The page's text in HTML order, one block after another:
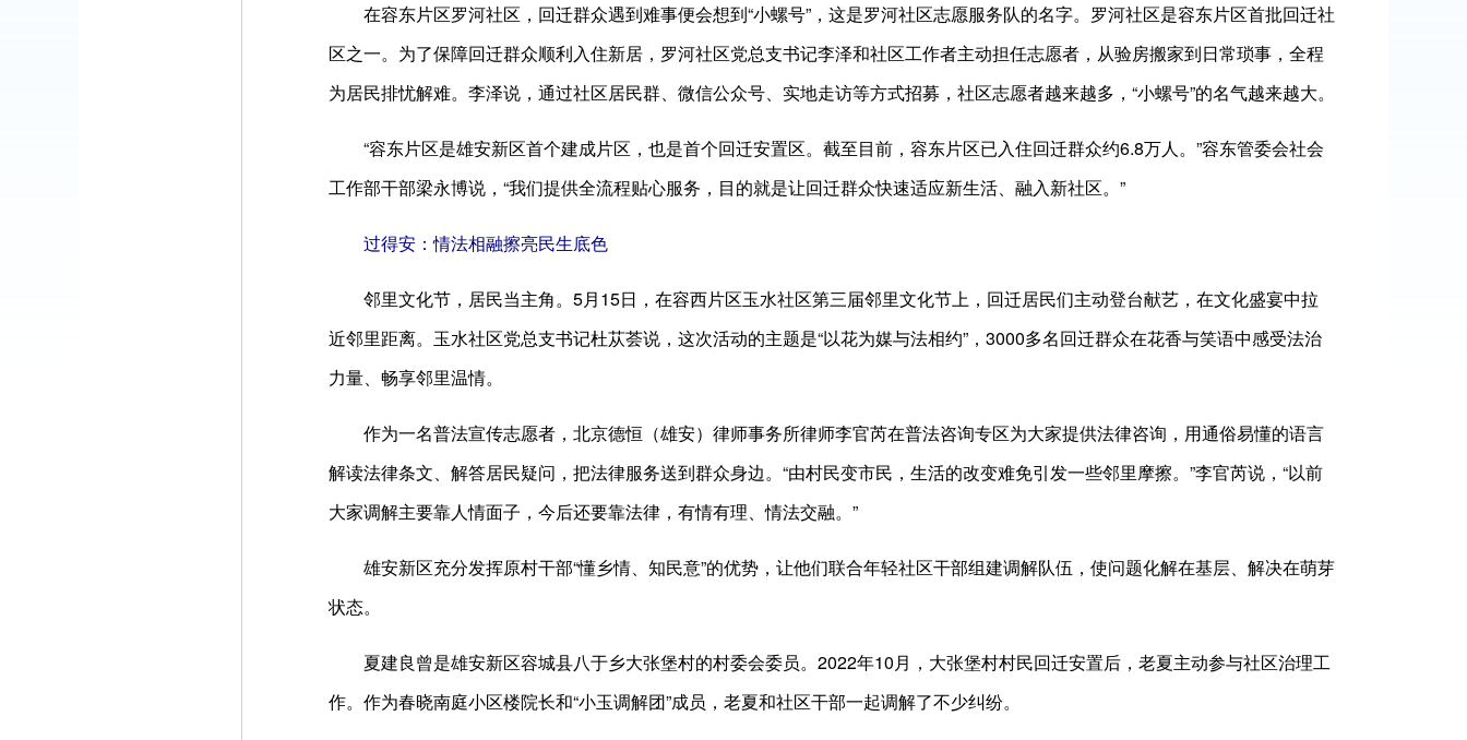
在容东片区罗河社区，回迁群众遇到难事便会想到“小螺号”，这是罗河社区志愿服务队的名字。罗河社区是容东片区首批回迁社
区之一。为了保障回迁群众顺利入住新居，罗河社区党总支书记李泽和社区工作者主动担任志愿者，从验房搬家到日常琐事，全程
为居民排忧解难。李泽说，通过社区居民群、微信公众号、实地走访等方式招募，社区志愿者越来越多，“小螺号”的名气越来越大。
“容东片区是雄安新区首个建成片区，也是首个回迁安置区。截至目前，容东片区已入住回迁群众约6.8万人。”容东管委会社会
工作部干部梁永博说，“我们提供全流程贴心服务，目的就是让回迁群众快速适应新生活、融入新社区。”
过得安：情法相融擦亮民生底色
邻里文化节，居民当主角。5月15日，在容西片区玉水社区第三届邻里文化节上，回迁居民们主动登台献艺，在文化盛宴中拉
近邻里距离。玉水社区党总支书记杜苁荟说，这次活动的主题是“以花为媒与法相约”，3000多名回迁群众在花香与笑语中感受法治
力量、畅享邻里温情。
作为一名普法宣传志愿者，北京德恒（雄安）律师事务所律师李官芮在普法咨询专区为大家提供法律咨询，用通俗易懂的语言
解读法律条文、解答居民疑问，把法律服务送到群众身边。“由村民变市民，生活的改变难免引发一些邻里摩擦。”李官芮说，“以前
大家调解主要靠人情面子，今后还要靠法律，有情有理、情法交融。”
雄安新区充分发挥原村干部“懂乡情、知民意”的优势，让他们联合年轻社区干部组建调解队伍，使问题化解在基层、解决在萌芽
状态。
夏建良曾是雄安新区容城县八于乡大张堡村的村委会委员。2022年10月，大张堡村村民回迁安置后，老夏主动参与社区治理工
作。作为春晓南庭小区楼院长和“小玉调解团”成员，老夏和社区干部一起调解了不少纠纷。